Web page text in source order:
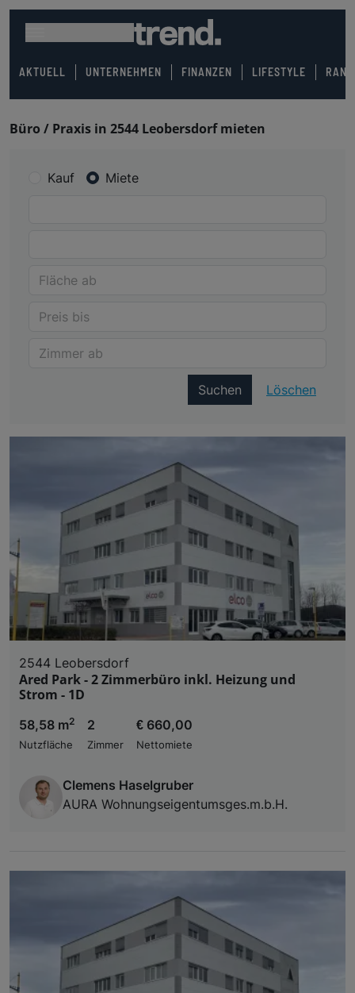
AKTUELL UNTERNEHMEN FINANZEN LIFESTYLE
Büro / Praxis in 2544 Leobersdorf mieten
Kauf Miete
Suchen Löschen
2544 Leobersdorf
Ared Park - 2 Zimmerbüro inkl. Heizung und
Strom - 1D
58,58 m2
Nutzfläche
2
Zimmer
€ 660,00
Nettomiete
Clemens Haselgruber
AURA Wohnungseigentumsges.m.b.H.